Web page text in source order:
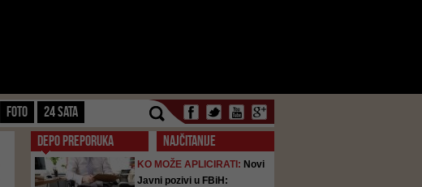
FOTO 24 SATA
DEPO PREPORUKA NAJČITANIJE
KO MOŽE APLICIRATI: Novi
Javni pozivi u FBiH: